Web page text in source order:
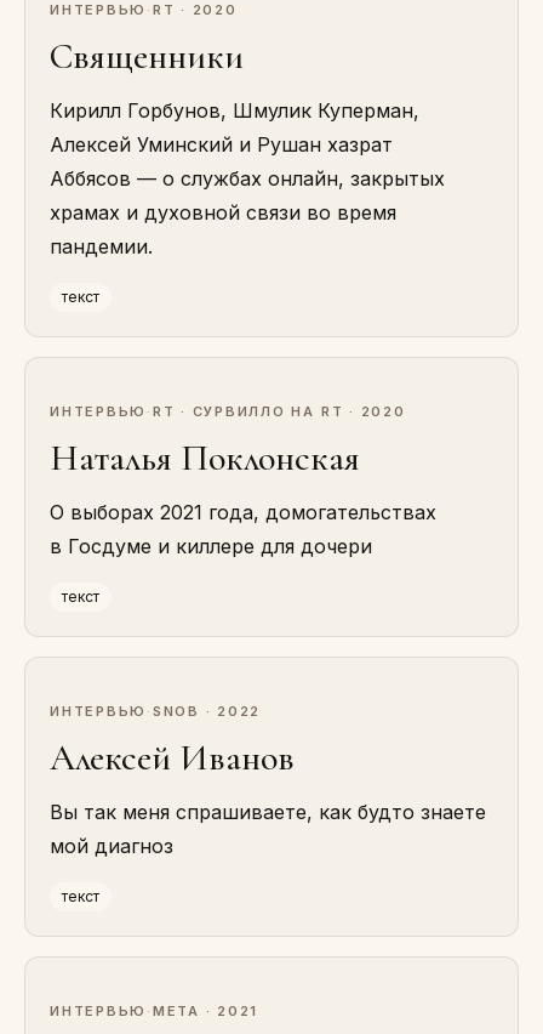
ИНТЕРВЬЮ · RT · 2020
Священники
Кирилл Горбунов, Шмулик Куперман,
Алексей Уминский и Рушан хазрат
Аббясов — о службах онлайн, закрытых
храмах и духовной связи во время
пандемии.
текст
ИНТЕРВЬЮ · RT · СУРВИЛЛО НА RT · 2020
Наталья Поклонская
О выборах 2021 года, домогательствах
в Госдуме и киллере для дочери
текст
ИНТЕРВЬЮ · SNOB · 2022
Алексей Иванов
Вы так меня спрашиваете, как будто знаете
мой диагноз
текст
ИНТЕРВЬЮ · МЕТА · 2021